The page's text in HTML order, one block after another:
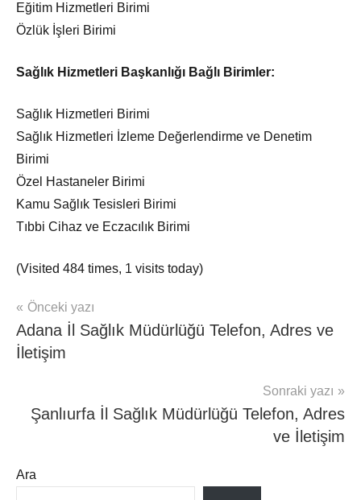
Eğitim Hizmetleri Birimi
Özlük İşleri Birimi
Sağlık Hizmetleri Başkanlığı Bağlı Birimler:
Sağlık Hizmetleri Birimi
Sağlık Hizmetleri İzleme Değerlendirme ve Denetim
Birimi
Özel Hastaneler Birimi
Kamu Sağlık Tesisleri Birimi
Tıbbi Cihaz ve Eczacılık Birimi
(Visited 484 times, 1 visits today)
mhrs
Yazı
gezinmesi
Önceki yazı
Adana İl Sağlık Müdürlüğü Telefon, Adres ve
İletişim
Sonraki yazı
Şanlıurfa İl Sağlık Müdürlüğü Telefon, Adres
ve İletişim
Ara